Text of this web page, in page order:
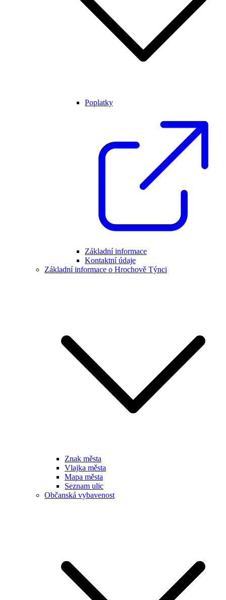
Poplatky
Základní informace
Kontaktní údaje
Základní informace o Hrochově Týnci
Znak města
Vlajka města
Mapa města
Seznam ulic
Občanská vybavenost